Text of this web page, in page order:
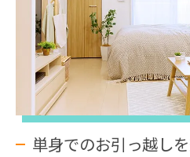
単身でのお引っ越し